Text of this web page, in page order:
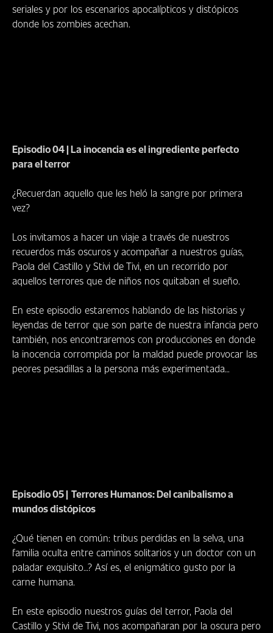
seriales y por los escenarios apocalípticos y distópicos
donde los zombies acechan.
Episodio 04 | La inocencia es el ingrediente perfecto
para el terror
¿Recuerdan aquello que les heló la sangre por primera
vez?
Los invitamos a hacer un viaje a través de nuestros
recuerdos más oscuros y acompañar a nuestros guías,
Paola del Castillo y Stivi de Tivi, en un recorrido por
aquellos terrores que de niños nos quitaban el sueño.
En este episodio estaremos hablando de las historias y
leyendas de terror que son parte de nuestra infancia pero
también, nos encontraremos con producciones en donde
la inocencia corrompida por la maldad puede provocar las
peores pesadillas a la persona más experimentada…
Episodio 05 | Terrores Humanos: Del canibalismo a
mundos distópicos
¿Qué tienen en común: tribus perdidas en la selva, una
familia oculta entre caminos solitarios y un doctor con un
paladar exquisito…? Así es, el enigmático gusto por la
carne humana.
En este episodio nuestros guías del terror, Paola del
Castillo y Stivi de Tivi, nos acompañaran por la oscura pero